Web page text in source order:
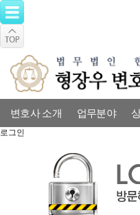
변호사 소개 업무분야
로그인